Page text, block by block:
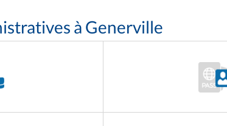
à Generville